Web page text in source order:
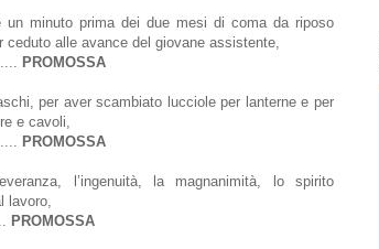
un minuto prima dei due mesi di coma da riposo
alle avance del giovane assistente,
PROMOSSA
per aver scambiato lucciole per lanterne e per
e cavoli,
PROMOSSA
l’ingenuità, la magnanimità, lo spirito
lavoro,
PROMOSSA